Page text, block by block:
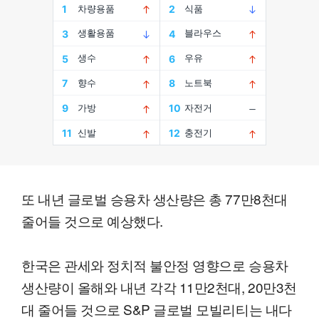
또 내년 글로벌 승용차 생산량은 총 77만8천대
줄어들 것으로 예상했다.
한국은 관세와 정치적 불안정 영향으로 승용차
생산량이 올해와 내년 각각 11만2천대, 20만3천
대 줄어들 것으로 S&P 글로벌 모빌리티는 내다